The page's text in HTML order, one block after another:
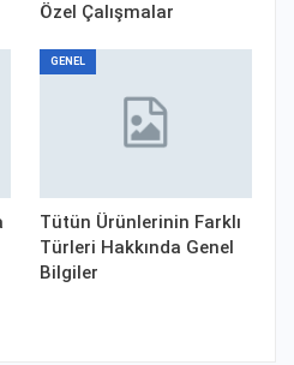
Özel Çalışmalar
GENEL
Tütün Ürünlerinin Farklı
Türleri Hakkında Genel
Bilgiler